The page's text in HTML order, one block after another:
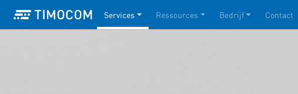
Services Ressources Bedrijf Contact